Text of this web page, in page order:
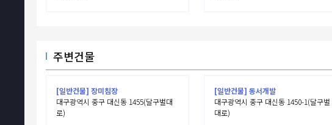
주변건물
[일반건물] 장미침장
대구광역시 중구 대신동 1455(달구벌대
로)
[일반건물] 동서개발
대구광역시 중구 대신동 1450-1(달구벌
대로)